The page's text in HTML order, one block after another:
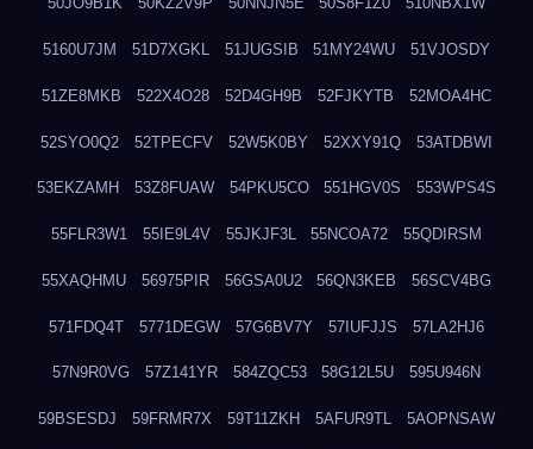
5160U7JM 51D7XGKL 51JUGSIB 51MY24WU 51VJOSDY
51ZE8MKB 522X4O28 52D4GH9B 52FJKYTB 52MOA4HC
52SYO0Q2 52TPECFV 52W5K0BY 52XXY91Q 53ATDBWI
53EKZAMH 53Z8FUAW 54PKU5CO 551HGV0S 553WPS4S
55FLR3W1 55IE9L4V 55JKJF3L 55NCOA72 55QDIRSM
55XAQHMU 56975PIR 56GSA0U2 56QN3KEB 56SCV4BG
571FDQ4T 5771DEGW 57G6BV7Y 57IUFJJS 57LA2HJ6
57N9R0VG 57Z141YR 584ZQC53 58G12L5U 595U946N
59BSESDJ 59FRMR7X 59T11ZKH 5AFUR9TL 5AOPNSAW